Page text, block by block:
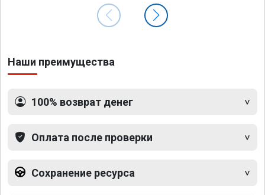
Наши преимущества
100% возврат денег
Оплата после проверки
Сохранение ресурса